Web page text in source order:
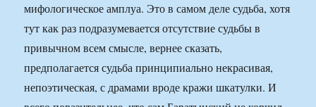
мифологическое амплуа. Это в самом деле судьба, хотя
тут как раз подразумевается отсутствие судьбы в
привычном всем смысле, вернее сказать,
предполагается судьба принципиально некрасивая,
непоэтическая, с драмами вроде кражи шкатулки. И